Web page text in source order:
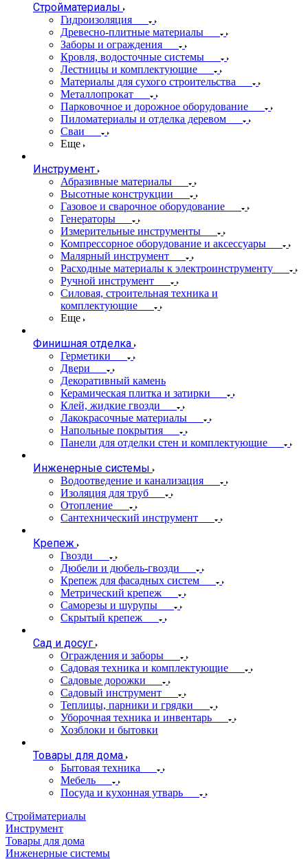
Стройматериалы
Гидроизоляция
Древесно-плитные материалы
Заборы и ограждения
Кровля, водосточные системы
Лестницы и комплектующие
Материалы для сухого строительства
Металлопрокат
Парковочное и дорожное оборудование
Пиломатериалы и отделка деревом
Сваи
Еще
Инструмент
Абразивные материалы
Высотные конструкции
Газовое и сварочное оборудование
Генераторы
Измерительные инструменты
Компрессорное оборудование и аксессуары
Малярный инструмент
Расходные материалы к электроинструменту
Ручной инструмент
Силовая, строительная техника и
комплектующие
Еще
Финишная отделка
Герметики
Двери
Декоративный камень
Керамическая плитка и затирки
Клей, жидкие гвозди
Лакокрасочные материалы
Напольные покрытия
Панели для отделки стен и комплектующие
Инженерные системы
Водоотведение и канализация
Изоляция для труб
Отопление
Сантехнический инструмент
Крепеж
Гвозди
Дюбели и дюбель-гвозди
Крепеж для фасадных систем
Метрический крепеж
Саморезы и шурупы
Скрытый крепеж
Сад и досуг
Ограждения и заборы
Садовая техника и комплектующие
Садовые дорожки
Садовый инструмент
Теплицы, парники и грядки
Уборочная техника и инвентарь
Хозблоки и бытовки
Товары для дома
Бытовая техника
Мебель
Посуда и кухонная утварь
Стройматериалы
Инструмент
Товары для дома
Инженерные системы